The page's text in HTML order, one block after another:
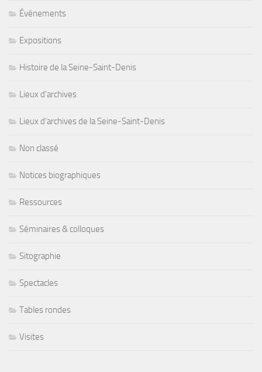
Événements
Expositions
Histoire de la Seine-Saint-Denis
Lieux d'archives
Lieux d’archives de la Seine-Saint-Denis
Non classé
Notices biographiques
Ressources
Séminaires & colloques
Sitographie
Spectacles
Tables rondes
Visites